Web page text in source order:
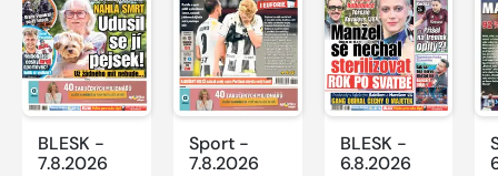
BLESK -
7.8.2026
Sport -
7.8.2026
BLESK -
6.8.2026